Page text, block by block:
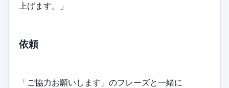
上げます。」
依頼
「ご協力お願いします」のフレーズと一緒に